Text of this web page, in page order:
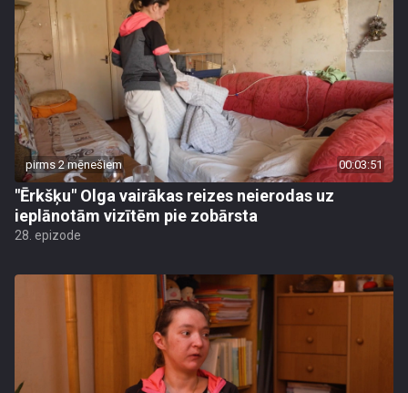
pirms 2 mēnešiem 00:03:51
"Ērkšķu" Olga vairākas reizes neierodas uz
ieplānotām vizītēm pie zobārsta
28. epizode